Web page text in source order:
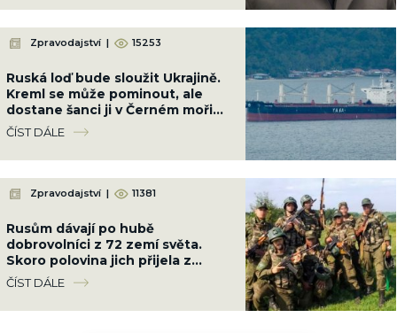
Zpravodajství | 15253
Ruská loď bude sloužit Ukrajině.
Kreml se může pominout, ale
dostane šanci ji v Černém moři
potopit
ČÍST DÁLE
Zpravodajství | 11381
Rusům dávají po hubě
dobrovolníci z 72 zemí světa.
Skoro polovina jich přijela z
Latinské Ameriky
ČÍST DÁLE